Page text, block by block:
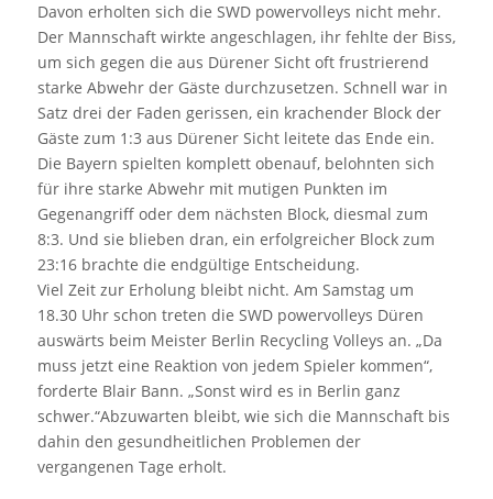
Davon erholten sich die SWD powervolleys nicht mehr.
Der Mannschaft wirkte angeschlagen, ihr fehlte der Biss,
um sich gegen die aus Dürener Sicht oft frustrierend
starke Abwehr der Gäste durchzusetzen. Schnell war in
Satz drei der Faden gerissen, ein krachender Block der
Gäste zum 1:3 aus Dürener Sicht leitete das Ende ein.
Die Bayern spielten komplett obenauf, belohnten sich
für ihre starke Abwehr mit mutigen Punkten im
Gegenangriff oder dem nächsten Block, diesmal zum
8:3. Und sie blieben dran, ein erfolgreicher Block zum
23:16 brachte die endgültige Entscheidung.
Viel Zeit zur Erholung bleibt nicht. Am Samstag um
18.30 Uhr schon treten die SWD powervolleys Düren
auswärts beim Meister Berlin Recycling Volleys an. „Da
muss jetzt eine Reaktion von jedem Spieler kommen“,
forderte Blair Bann. „Sonst wird es in Berlin ganz
schwer.“Abzuwarten bleibt, wie sich die Mannschaft bis
dahin den gesundheitlichen Problemen der
vergangenen Tage erholt.